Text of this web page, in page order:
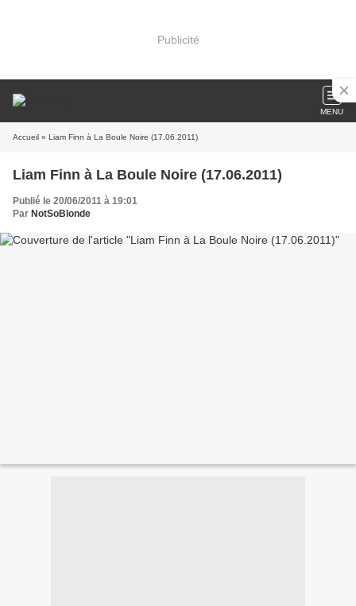
Publicité
MENU
Accueil » Liam Finn à La Boule Noire (17.06.2011)
Liam Finn à La Boule Noire (17.06.2011)
Publié le 20/06/2011 à 19:01
Par NotSoBlonde